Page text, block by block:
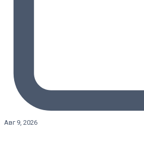
Авг 9, 2026